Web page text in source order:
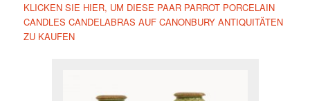
KLICKEN SIE HIER, UM DIESE PAAR PARROT PORCELAIN
CANDLES CANDELABRAS AUF CANONBURY ANTIQUITÄTEN
ZU KAUFEN